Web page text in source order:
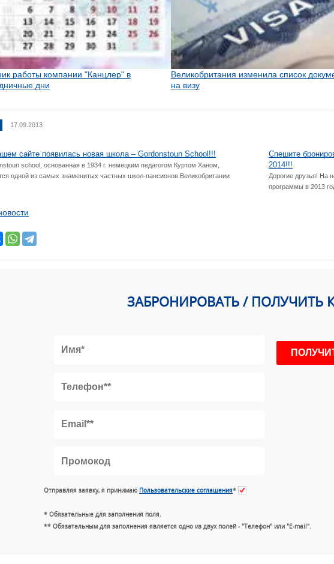
работы компании "Канцлер" в
дни
Великобритания изменила список
на визу
17.09.2013
сайте появилась новая школа – Gordonstoun School!!!
school, основанная в 1934 г. немецким педагогом Куртом Ханом,
одной из самых знаменитых частных школ-пансионов Великобритании
Спешите
2014!!!
Дорогие друзья! На
программы в 2013
ЗАБРОНИРОВАТЬ / ПОЛУЧИТЬ
Отправляя заявку, я принимаю Пользовательские соглашения*
* Обязательные для заполнения поля.
** Обязательным для заполнения является одно из двух полей - "Телефон" или "E-mail".